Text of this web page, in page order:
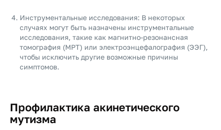
Инструментальные исследования: В некоторых
случаях могут быть назначены инструментальные
исследования, такие как магнитно-резонансная
томография (МРТ) или электроэнцефалография (ЭЭГ),
чтобы исключить другие возможные причины
симптомов.
Профилактика акинетического
мутизма